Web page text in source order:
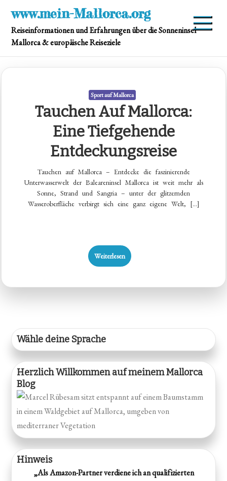
content
www.mein-Mallorca.org
Reiseinformationen und Erfahrungen über die Sonneninsel
Mallorca & europäische Reiseziele
Sport auf Mallorca
Tauchen Auf Mallorca:
Eine Tiefgehende
Entdeckungsreise
Tauchen auf Mallorca – Entdecke die faszinierende
Unterwasserwelt der Baleareninsel Mallorca ist weit mehr als
Sonne, Strand und Sangria – unter der glitzernden
Wasseroberfläche verbirgt sich eine ganz eigene Welt, […]
Weiterlesen
Wähle deine Sprache
Herzlich Willkommen auf meinem Mallorca
Blog
Hinweis
„Als Amazon-Partner verdiene ich an qualifizierten